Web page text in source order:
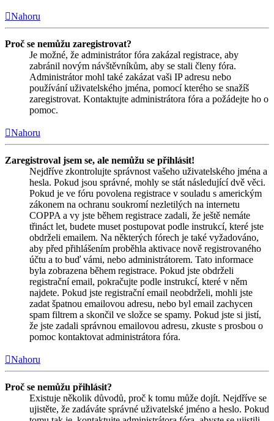
Nahoru
Proč se nemůžu zaregistrovat?
Je možné, že administrátor fóra zakázal registrace, aby
zabránil novým návštěvníkům, aby se stali členy fóra.
Administrátor mohl také zakázat vaši IP adresu nebo
používání uživatelského jména, pomocí kterého se snažíš
zaregistrovat. Kontaktujte administrátora fóra a požádejte ho o
pomoc.
Nahoru
Zaregistroval jsem se, ale nemůžu se přihlásit!
Nejdříve zkontrolujte správnost vašeho uživatelského jména a
hesla. Pokud jsou správné, mohly se stát následující dvě věci.
Pokud je ve fóru povolena registrace v souladu s americkým
zákonem na ochranu soukromí nezletilých na internetu
COPPA a vy jste během registrace zadali, že ještě nemáte
třináct let, budete muset postupovat podle instrukcí, které jste
obdrželi emailem. Na některých fórech je také vyžadováno,
aby před přihlášením proběhla aktivace nově registrovaného
účtu a to buď vámi, nebo administrátorem. Tato informace
byla zobrazena během registrace. Pokud jste obdrželi
registrační email, pokračujte podle instrukcí, které v něm
najdete. Pokud jste registrační email neobdrželi, mohli jste
zadat špatnou emailovou adresu, nebo byl email zachycen
spam filtrem a skončil ve složce se spamy. Pokud jste si jistí,
že jste zadali správnou emailovou adresu, zkuste s prosbou o
pomoc kontaktovat administrátora fóra.
Nahoru
Proč se nemůžu přihlásit?
Existuje několik důvodů, proč k tomu může dojít. Nejdříve se
ujistěte, že zadáváte správné uživatelské jméno a heslo. Pokud